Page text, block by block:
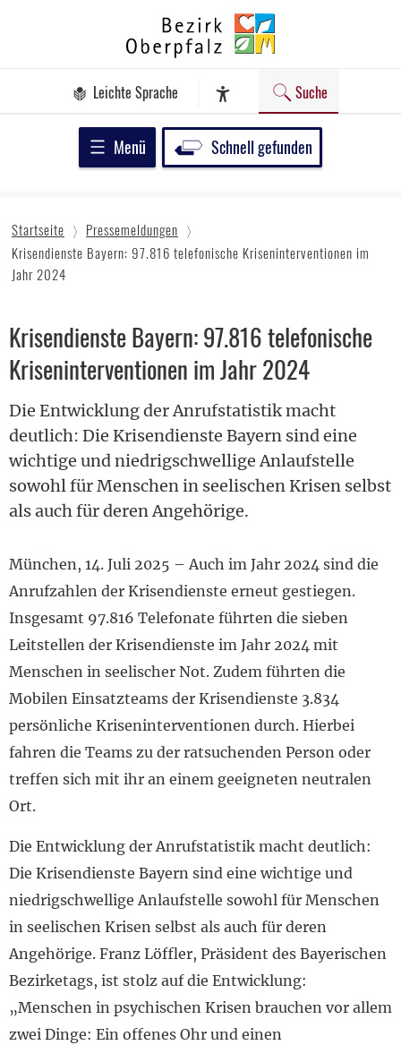
Bezirk
Oberpfalz
Leichte Sprache
Assistenz-Software
Suche
Menü Schnell gefunden
Startseite
Pressemeldungen
Krisendienste Bayern: 97.816 telefonische Kriseninterventionen im
Jahr 2024
Krisendienste Bayern: 97.816 telefonische
Kriseninterventionen im Jahr 2024
Die Entwicklung der Anrufstatistik macht
deutlich: Die Krisendienste Bayern sind eine
wichtige und niedrigschwellige Anlaufstelle
sowohl für Menschen in seelischen Krisen selbst
als auch für deren Angehörige.
München, 14. Juli 2025 – Auch im Jahr 2024 sind die
Anrufzahlen der Krisendienste erneut gestiegen.
Insgesamt 97.816 Telefonate führten die sieben
Leitstellen der Krisendienste im Jahr 2024 mit
Menschen in seelischer Not. Zudem führten die
Mobilen Einsatzteams der Krisendienste 3.834
persönliche Kriseninterventionen durch. Hierbei
fahren die Teams zu der ratsuchenden Person oder
treffen sich mit ihr an einem geeigneten neutralen
Ort.
Die Entwicklung der Anrufstatistik macht deutlich:
Die Krisendienste Bayern sind eine wichtige und
niedrigschwellige Anlaufstelle sowohl für Menschen
in seelischen Krisen selbst als auch für deren
Angehörige. Franz Löffler, Präsident des Bayerischen
Bezirketags, ist stolz auf die Entwicklung:
„Menschen in psychischen Krisen brauchen vor allem
zwei Dinge: Ein offenes Ohr und einen